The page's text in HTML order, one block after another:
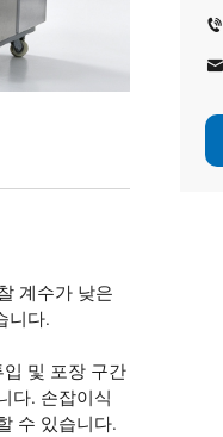
계수가 낮은
니다.
및 포장 구간
다. 손잡이식
수 있습니다.